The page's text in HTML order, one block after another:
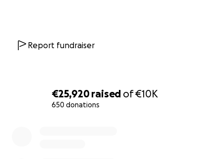
€25,920raised of€10K
650 donations
Report fundraiser